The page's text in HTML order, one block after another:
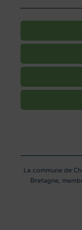
La commune de
Bretagne,